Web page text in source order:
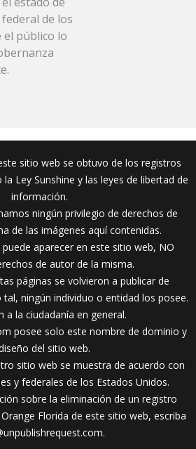
de los
el público lo
sitio web se obtuvo de los registros
Ley Sunshine y las leyes de libertad de
información.
ningún privilegio de derechos de
de las imágenes aquí contenidas.
aparecer en este sitio web, NO
de autor de la misma.
páginas se volvieron a publicar de
ningún individuo o entidad los posee.
a la ciudadanía en general.
posee solo este nombre de dominio y
del sitio web.
sitio web se muestra de acuerdo con
y federales de los Estados Unidos.
sobre la eliminación de un registro
Florida de este sitio web, escriba
.